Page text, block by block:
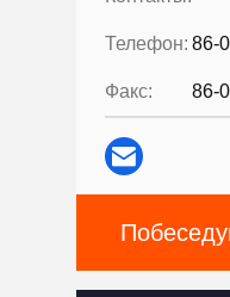
Телефон:
Факс: